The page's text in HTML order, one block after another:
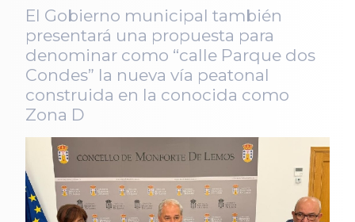
El Gobierno municipal también
presentará una propuesta para
denominar como “calle Parque dos
Condes” la nueva vía peatonal
construida en la conocida como
Zona D